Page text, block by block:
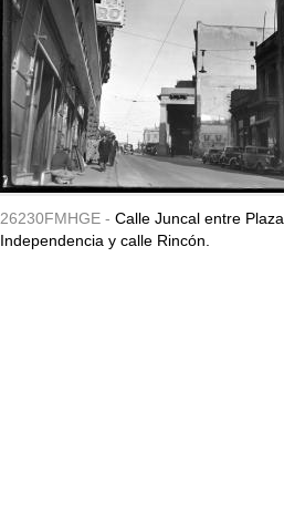
26230FMHGE - Calle Juncal entre Plaza
Independencia y calle Rincón.